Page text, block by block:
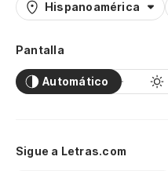
Hispanoamérica
Pantalla
Automático
Sigue a Letras.com